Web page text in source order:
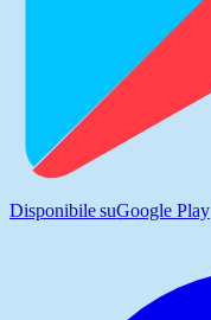
Disponibile suGoogle Play